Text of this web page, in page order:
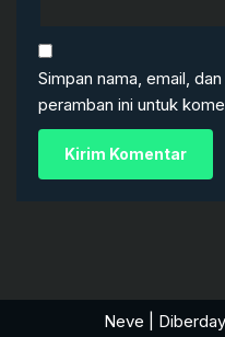
Simpan nama, email,
peramban ini untuk
Neve |